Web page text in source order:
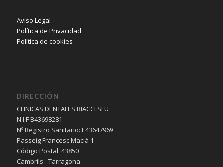
Aviso Legal
Política de Privacidad
Política de cookies
DIRECCIÓN
CLINICAS DENTALES RIACCI SLU
N.I.F B43698281
Nº Registro Sanitario: E43647969
Passeig Francesc Macià 1
Código Postal: 43850
Cambrils - Tarragona